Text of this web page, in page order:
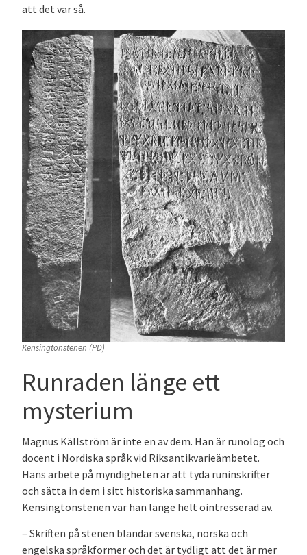
att det var så.
Kensingtonstenen (PD)
Runraden länge ett
mysterium
Magnus Källström är inte en av dem. Han är runolog och
docent i Nordiska språk vid Riksantikvarieämbetet.
Hans arbete på myndigheten är att tyda runinskrifter
och sätta in dem i sitt historiska sammanhang.
Kensingtonstenen var han länge helt ointresserad av.
– Skriften på stenen blandar svenska, norska och
engelska språkformer och det är tydligt att det är mer